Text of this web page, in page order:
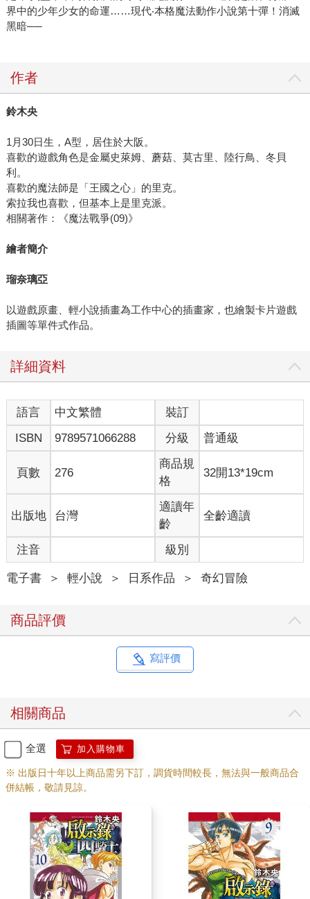
界中的少年少女的命運……現代‧本格魔法動作小說第十彈！消滅
黑暗──
作者
鈴木央
1月30日生，A型，居住於大阪。
喜歡的遊戲角色是金屬史萊姆、蘑菇、莫古里、陸行鳥、冬貝
利。
喜歡的魔法師是「王國之心」的里克。
索拉我也喜歡，但基本上是里克派。
相關著作：《魔法戰爭(09)》
繪者簡介
瑠奈璃亞
以遊戲原畫、輕小說插畫為工作中心的插畫家，也繪製卡片遊戲
插圖等單件式作品。
詳細資料
語言 中文繁體
裝訂
ISBN
9789571066288 分級 普通級
頁數 276
商品規
格
32開13*19cm
出版地 台灣
適讀年
齡
全齡適讀
注音 級別
電子書 ＞ 輕小說 ＞ 日系作品 ＞ 奇幻冒險
商品評價
寫評價
相關商品
全選 加入購物車
※ 出版日十年以上商品需另下訂，調貨時間較長，無法與一般商品合
併結帳，敬請見諒。